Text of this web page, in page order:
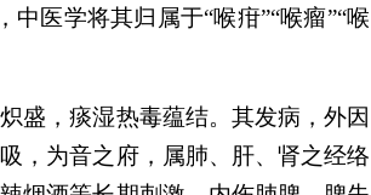
医学将其归属于“喉疳”“喉瘤”“喉
，痰湿热毒蕴结。其发病，外因
，为音之府，属肺、肝、肾之经络